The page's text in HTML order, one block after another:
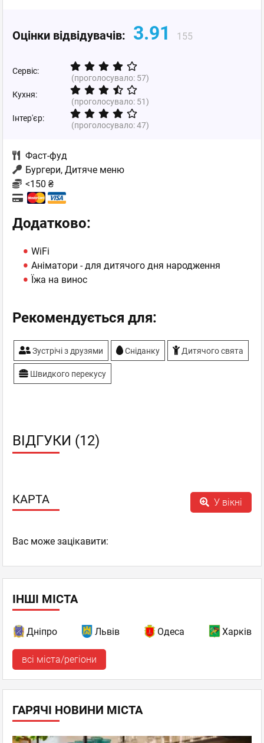
Оцінки відвідувачів: 3.91 155
Сервіс:
(проголосувало: 57)
Кухня:
(проголосувало: 51)
Інтер'єр:
(проголосувало:47)
Фаст-фуд
Бургери, Дитяче меню
<150 ₴
Додатково:
WiFi
Аніматори - для дитячого дня народження
Їжа на винос
Рекомендується для:
Зустрічі з друзями Сніданку Дитячого свята
Швидкого перекусу
ВІДГУКИ (12)
КАРТА У вікні
Вас може зацікавити:
ІНШІ МІСТА
Дніпро Львів Одеса Харків
всі міста/регіони
ГАРЯЧІ НОВИНИ МІСТА